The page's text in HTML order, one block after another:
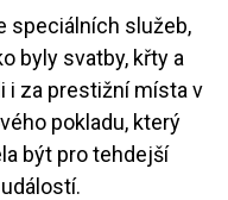
speciálních služeb,
byly svatby, křty a
i za prestižní místa v
pokladu, který
být pro tehdejší